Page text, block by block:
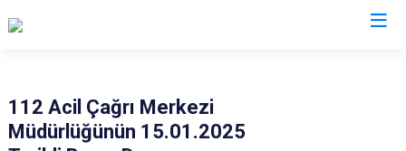
112 Acil Çağrı Merkezi
Müdürlüğünün 15.01.2025